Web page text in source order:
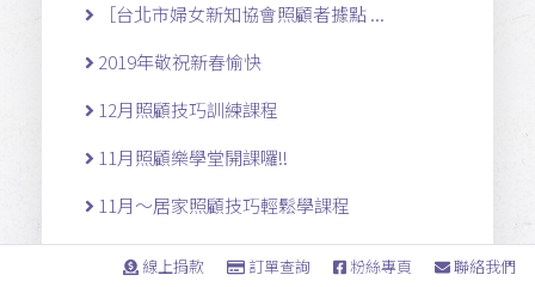
［台北市婦女新知協會照顧者據點 ...
2019年敬祝新春愉快
12月照顧技巧訓練課程
11月照顧樂學堂開課囉!!
11月～居家照顧技巧輕鬆學課程
2018中高齡就業博覽會
線上捐款 訂單查詢 粉絲專頁 聯絡我們